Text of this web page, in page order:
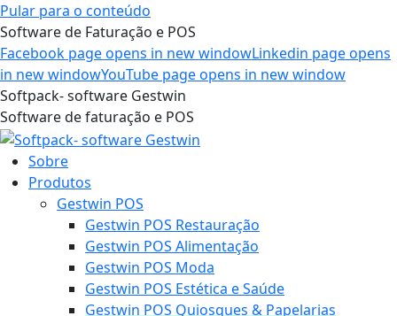
Pular para o conteúdo
Software de Faturação e POS
Facebook page opens in new windowLinkedin page opens
in new windowYouTube page opens in new window
Softpack- software Gestwin
Software de faturação e POS
Sobre
Produtos
Gestwin POS
Gestwin POS Restauração
Gestwin POS Alimentação
Gestwin POS Moda
Gestwin POS Estética e Saúde
Gestwin POS Quiosques & Papelarias